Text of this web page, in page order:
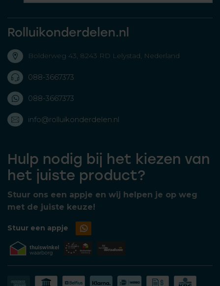
Rolluikonderdelen.nl
Bolderweg 43, 8243 RD Lelystad, Nederland
088-3667373
088-3667373
info@rolluikonderdelen.nl
Hulp nodig bij het kiezen van
het juiste product?
Stuur ons een appje en wij helpen je op weg
met de juiste keuze!
Stuur een appje